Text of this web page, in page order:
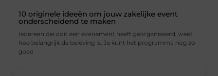
10 originele ideeën om jouw zakelijke event
onderscheidend te maken
Iedereen die ooit een evenement heeft georganiseerd, weet
hoe belangrijk de beleving is. Je kunt het programma nog zo
goed
...